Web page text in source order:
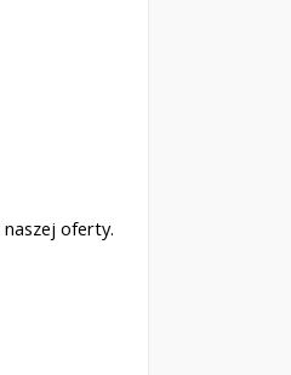
naszej oferty.